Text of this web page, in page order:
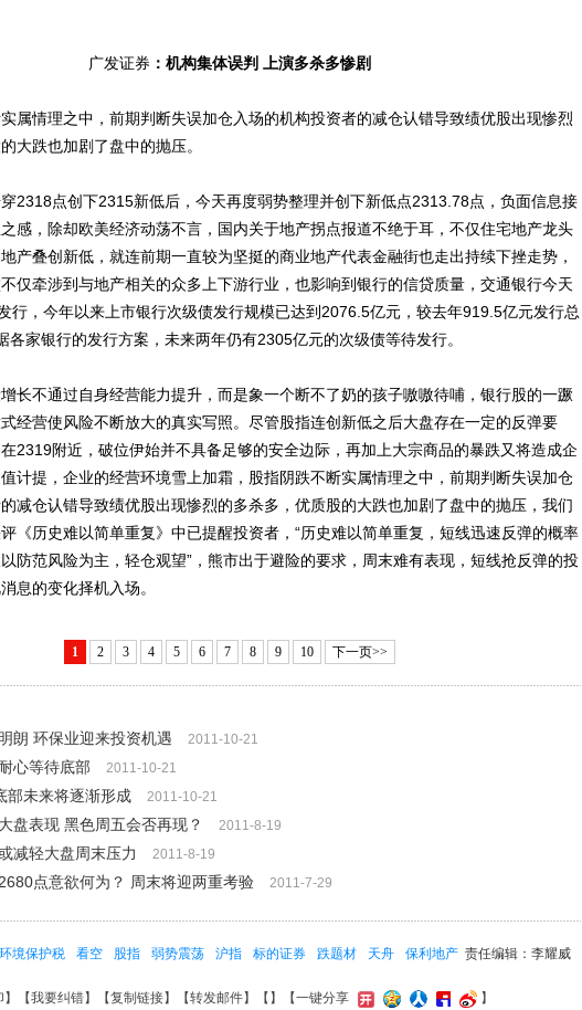
广发证券 ：机构集体误判 上演多杀多惨剧
情理之中，前期判断失误加仓入场的机构投资者的减仓认错导致绩优股出现惨烈
大跌也加剧了盘中的抛压。
点创下2315新低后，今天再度弱势整理并创下新低点2313.78点，负面信息接
感，除却欧美经济动荡不言，国内关于地产拐点报道不绝于耳，不仅住宅地产龙头
产叠创新低，就连前期一直较为坚挺的商业地产代表金融街也走出持续下挫走势，
仅牵涉到与地产相关的众多上下游行业，也影响到银行的信贷质量，交通银行今天
行，今年以来上市银行次级债发行规模已达到2076.5亿元，较去年919.5亿元发行总
各家银行的发行方案，未来两年仍有2305亿元的次级债等待发行。
不通过自身经营能力提升，而是象一个断不了奶的孩子嗷嗷待哺，银行股的一蹶
经营使风险不断放大的真实写照。尽管股指连创新低之后大盘存在一定的反弹要
2319附近，破位伊始并不具备足够的安全边际，再加上大宗商品的暴跌又将造成企
计提，企业的经营环境雪上加霜，股指阴跌不断实属情理之中，前期判断失误加仓
减仓认错导致绩优股出现惨烈的多杀多，优质股的大跌也加剧了盘中的抛压，我们
《历史难以简单重复》中已提醒投资者，“历史难以简单重复，短线迅速反弹的概率
防范风险为主，轻仓观望”，熊市出于避险的要求，周末难有表现，短线抢反弹的投
息的变化择机入场。
1 2 3 4 5 6 7 8 9 10 下一页>>
朗 环保业迎来投资机遇
2011-10-21
心等待底部 2011-10-21
部未来将逐渐形成 2011-10-21
盘表现 黑色周五会否再现？ 2011-8-19
减轻大盘周末压力 2011-8-19
点意欲何为？ 周末将迎两重考验 2011-7-29
责任编辑：李耀威
环境保护税 看空 股指 弱势震荡 沪指 标的证券 跌题材 天舟 保利地产
】【我要纠错】【复制链接】【转发邮件】【 】 【一键分享 】